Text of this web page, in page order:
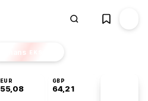
Finans EKSTRA
EUR
55,08
GBP
64,21